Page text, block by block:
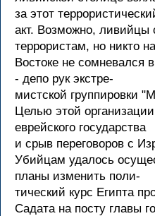
за этот
акт. Возможно, ливийцы
террористам, но никто
Востоке не сомневался
- депо рук экстре-
мистской группировки
Целью этой
еврейского государства
и срыв переговоров с
Убийцам удалось
планы изменить поли-
тический курс Египта
Садата на посту главы